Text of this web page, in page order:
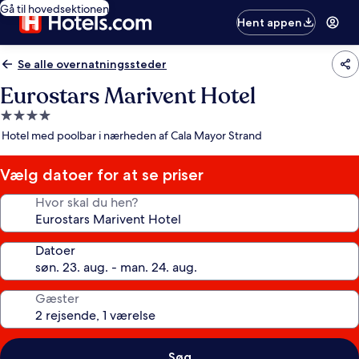
Gå til hovedsektionen
Hent appen
Se alle overnatningssteder
Eurostars Marivent Hotel
4.0-
stjernet
Hotel med poolbar i nærheden af Cala Mayor Strand
Vælg datoer for at se priser
Hvor skal du hen?
Datoer
Gæster